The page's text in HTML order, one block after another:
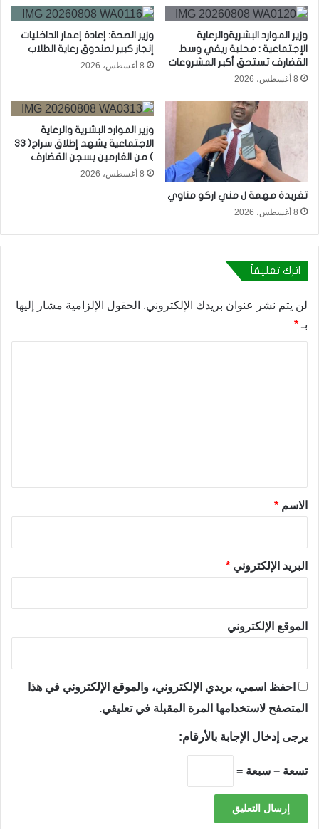
وزير الموارد البشريةوالرعاية
الإجتماعية : محلية ريفي وسط
القضارف تستحق أكبر المشروعات
8 أغسطس، 2026
وزير الصحة: إعادة إعمار الداخليات
إنجاز كبير لصندوق رعاية الطلاب
8 أغسطس، 2026
تغريدة مهمة ل مني اركو مناوي
8 أغسطس، 2026
وزير الموارد البشرية والرعاية
الاجتماعية يشهد إطلاق سراح( 33
) من الغارمين بسجن القضارف
8 أغسطس، 2026
اترك تعليقاً
لن يتم نشر عنوان بريدك الإلكتروني. الحقول الإلزامية مشار إليها
بـ *
*الاسم *
البريد الإلكتروني *
الموقع الإلكتروني
احفظ اسمي، بريدي الإلكتروني، والموقع الإلكتروني في هذا
المتصفح لاستخدامها المرة المقبلة في تعليقي.
يرجى إدخال الإجابة بالأرقام:
تسعة − سبعة =